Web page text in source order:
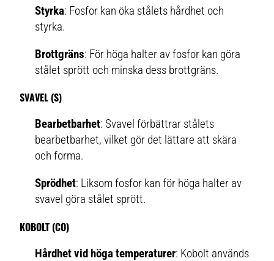
Styrka: Fosfor kan öka stålets hårdhet och
styrka.
Brottgräns: För höga halter av fosfor kan göra
stålet sprött och minska dess brottgräns.
SVAVEL (S)
Bearbetbarhet: Svavel förbättrar stålets
bearbetbarhet, vilket gör det lättare att skära
och forma.
Sprödhet: Liksom fosfor kan för höga halter av
svavel göra stålet sprött.
KOBOLT (CO)
Hårdhet vid höga temperaturer: Kobolt används